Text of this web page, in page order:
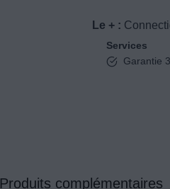
Le + :
Services
Garantie
Produits complémentaires